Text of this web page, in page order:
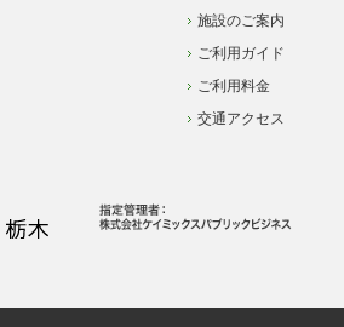
施設のご案内
ご利用ガイド
ご利用料金
交通アクセス